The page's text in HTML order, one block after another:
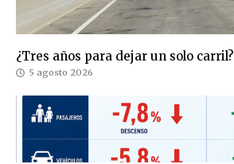
¿Tres años para dejar un solo carril?
5 agosto 2026